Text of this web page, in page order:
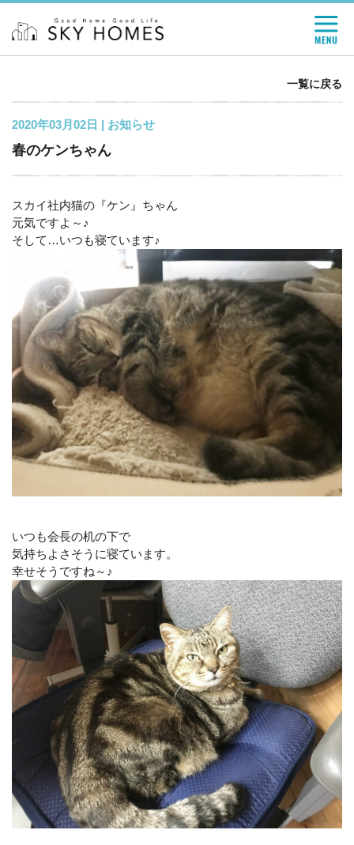
一覧に戻る
2020年03月02日 | お知らせ
春のケンちゃん
スカイ社内猫の『ケン』ちゃん
元気ですよ～♪
そして…いつも寝ています♪
いつも会長の机の下で
気持ちよさそうに寝ています。
幸せそうですね～♪